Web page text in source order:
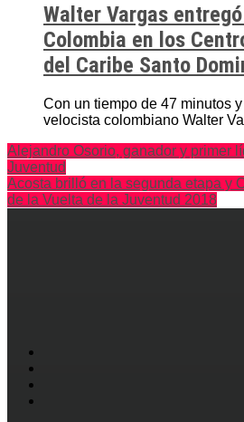
Walter Vargas
Colombia en los
del Caribe Santo
Con un tiempo de 47 minutos
velocista colombiano Walter
Alejandro Osorio, ganador y primer
Juventud
Acosta brilló en la segunda etapa y
de la Vuelta de la Juventud 2018